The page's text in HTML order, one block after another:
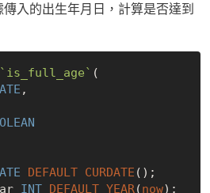
入的出生年月日，計算是否達到
`is_full_age` (
,
DEFAULT CURDATE ();
INT DEFAULT YEAR(now);